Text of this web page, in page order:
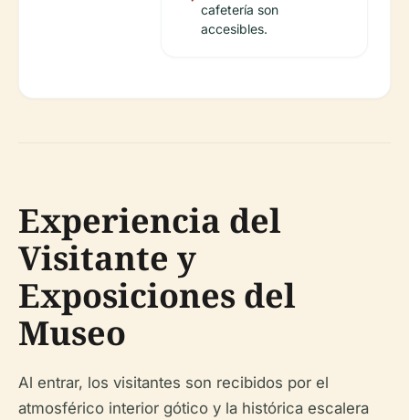
cafetería son
accesibles.
Experiencia del
Visitante y
Exposiciones del
Museo
Al entrar, los visitantes son recibidos por el
atmosférico interior gótico y la histórica escalera